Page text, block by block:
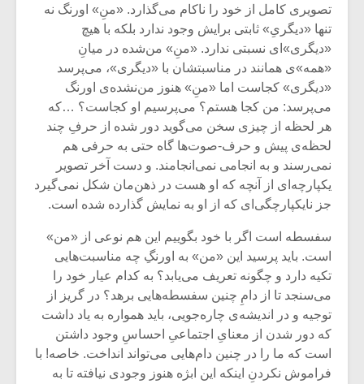
تصویری کامل از خود را ناکام می‌گذارد. «منِ» اورنگ نه
تنها «دیگریِ» ثابتی برایش وجود ندارد بلکه با هیچ
«دیگری»ای نسبتی ندارد. «منِ» من‌شده در میانِ
«همه»‌ی همانند در مناسبتشان با «دیگری»، می‌پرسد
«دیگری» کجاست اما «منِ» هنوز من‌نشده‌ی اورنگ
می‌پرسد: من کجا هستم؟ می‌پرسیم او کجاست؟ …که
هر لحظه از چیزی سخن می‌گوید دور شده از حرفِ چند
لحظه‌ی پیش و حرف-صوت‌ها گاه حتی به حرفی هم
نمی‌رسند و به انجامی نمی‌انجامند. و دست آخر تصویر
یکپارچه‌ای از آنچه که او هست در ذهن‌مان شکل نمی‌گیرد
جز نایکپارچگی‌ای که از او به نمایش گذارده شده است.
سفسطه است اگر با خود بگوییم این هم نوعی از «من»
است. باید پرسید این «من» به اورنگِ چه مناسبت‌هایی
تکیه دارد و چگونه تعریف می‌یابد؟ به کدام عیار خود را
می‌سنجد تا از دامِ چنین سفسطه‌هایی برهد؟ در گریز از
توجیه و در اندیشه‌ی چاره‌جویی، باید همواره به یاد داشت
که دور شدن از معنایِ اجتماعیِ احساسِ وجود داشتن
است که ما را در چنین دام‌هایی می‌تواند انداخت. خاصه! با
فراموش نکردنِ اینکه این ابژه هنوز وجودی نیافته تا به
میکلوش روژا
یادداشتی بر موسیقی
متن فیلم «متری
اگر نمی توانی
مشهورترین باشی،
بدنام ترین باش
موریس ژار
دوره
موسیقی
برگزار